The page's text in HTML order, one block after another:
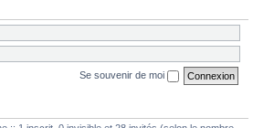
Se souvenir de moi